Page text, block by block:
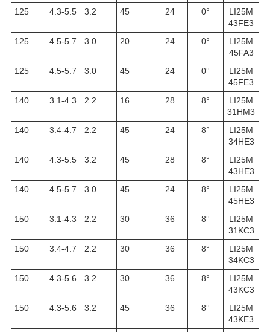
125
4.3-5.5 3.2 45 24 0°
LI25M
43FE3
125
4.5-5.7 3.0 20 24 0°
LI25M
45FA3
125
4.5-5.7 3.0 45 24 0°
LI25M
45FE3
140
3.1-4.3 2.2 16 28 8°
LI25M
31HM3
140
3.4-4.7 2.2 45 24 8°
LI25M
34HE3
140
4.3-5.5 3.2 45 28 8°
LI25M
43HE3
140
4.5-5.7 3.0 45 24 8°
LI25M
45HE3
150
3.1-4.3 2.2 30 36 8°
LI25M
31KC3
150
3.4-4.7 2.2 30 36 8°
LI25M
34KC3
150
4.3-5.6 3.2 30 36 8°
LI25M
43KC3
150
4.3-5.6 3.2 45 36 8°
LI25M
43KE3